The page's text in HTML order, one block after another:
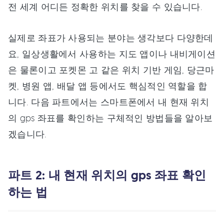
전 세계 어디든 정확한 위치를 찾을 수 있습니다.
실제로 좌표가 사용되는 분야는 생각보다 다양한데
요, 일상생활에서 사용하는 지도 앱이나 내비게이션
은 물론이고 포켓몬 고 같은 위치 기반 게임, 당근마
켓, 병원 앱, 배달 앱 등에서도 핵심적인 역할을 합
니다. 다음 파트에서는 스마트폰에서 내 현재 위치
의 gps 좌표를 확인하는 구체적인 방법들을 알아보
겠습니다.
파트 2: 내 현재 위치의 gps 좌표 확인
하는 법